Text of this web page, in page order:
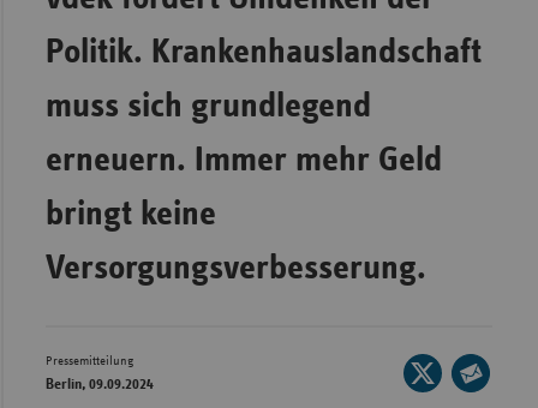
Politik. Krankenhauslandschaft
muss sich grundlegend
erneuern. Immer mehr Geld
bringt keine
Versorgungsverbesserung.
Pressemitteilung
Berlin, 09.09.2024
Seite
auf